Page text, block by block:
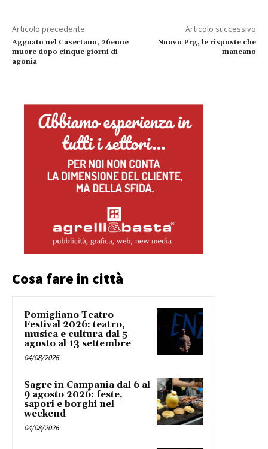
Articolo precedente
Agguato nel Casertano, 26enne
muore dopo cinque giorni di
agonia
Articolo successivo
Nuovo Prg, le risposte che
mancano
Cosa fare in città
Pomigliano Teatro
Festival 2026: teatro,
musica e cultura dal 5
agosto al 13 settembre
04/08/2026
Sagre in Campania dal 6 al
9 agosto 2026: feste,
sapori e borghi nel
weekend
04/08/2026